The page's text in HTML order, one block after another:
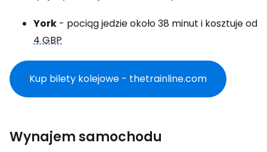
York - pociąg jedzie około 38 minut i kosztuje od
4 GBP
Kup bilety kolejowe - thetrainline.com
Wynajem samochodu